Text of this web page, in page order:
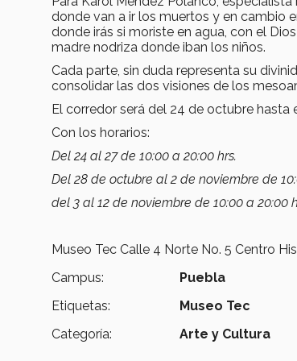
donde van a ir los muertos y en cambio
donde irás si moriste en agua, con el
madre nodriza donde iban los niños.
Cada parte, sin duda representa su
consolidar las dos visiones de los
El corredor será del 24 de octubre hasta
Con los horarios:
Del 24 al 27 de 10:00 a 20:00 hrs.
Del 28 de octubre al 2 de noviembre de
del 3 al 12 de noviembre de 10:00 a 20:00
Museo Tec Calle 4 Norte No. 5 Centro
Campus:
Puebla
Etiquetas:
Museo Tec
Categoría:
Arte y Cultura